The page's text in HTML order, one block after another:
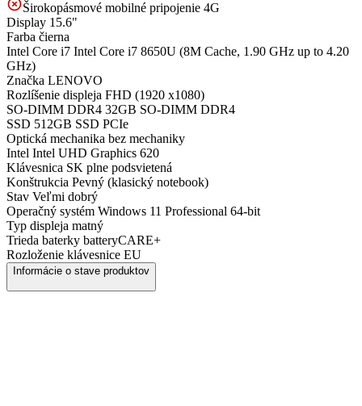
Širokopásmové mobilné pripojenie 4G
Display 15.6"
Farba čierna
Intel Core i7 Intel Core i7 8650U (8M Cache, 1.90 GHz up to 4.20
GHz)
Značka LENOVO
Rozlíšenie displeja FHD (1920 x1080)
SO-DIMM DDR4 32GB SO-DIMM DDR4
SSD 512GB SSD PCIe
Optická mechanika bez mechaniky
Intel Intel UHD Graphics 620
Klávesnica SK plne podsvietená
Konštrukcia Pevný (klasický notebook)
Stav Veľmi dobrý
Operačný systém Windows 11 Professional 64-bit
Typ displeja matný
Trieda baterky batteryCARE+
Rozloženie klávesnice EU
Informácie o stave produktov